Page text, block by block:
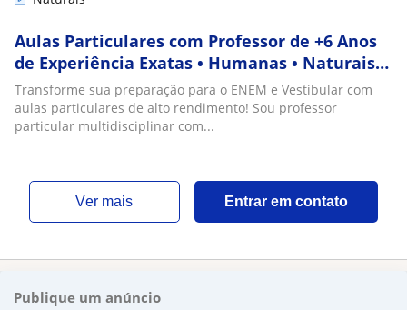
Aulas Particulares com Professor de +6 Anos
de Experiência Exatas • Humanas • Naturais •
Linguagens | Foco em pré-vestibulandos
Transforme sua preparação para o ENEM e Vestibular com
aulas particulares de alto rendimento! Sou professor
particular multidisciplinar com...
ver mais Entrar em contato
Publique um anúncio